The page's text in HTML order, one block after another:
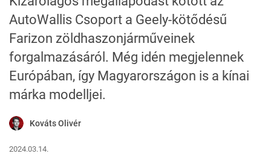
AutoWallis Csoport a Geely-kötődésű
Farizon zöldhaszonjárműveinek
forgalmazásáról. Még idén megjelennek
Európában, így Magyarországon is a kínai
márka modelljei.
Kováts Olivér
2024.03.14.